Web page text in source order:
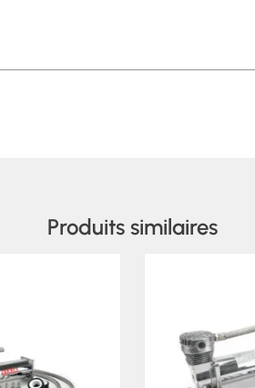
Produits similaires